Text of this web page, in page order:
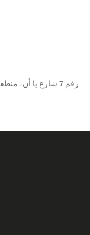
رقم 7 شارع يا أن،